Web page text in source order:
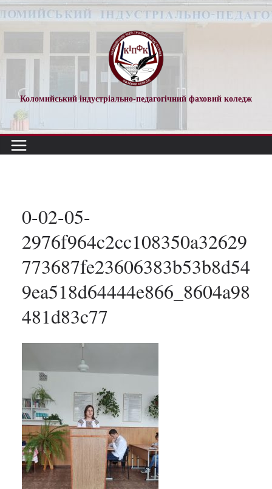
Перейти
до
Коломийський індустріально-педагогічний фаховий коледж
0-02-05-
2976f964c2cc108350a32629
773687fe23606383b53b8d54
9ea518d64444e866_8604a98
481d83c77